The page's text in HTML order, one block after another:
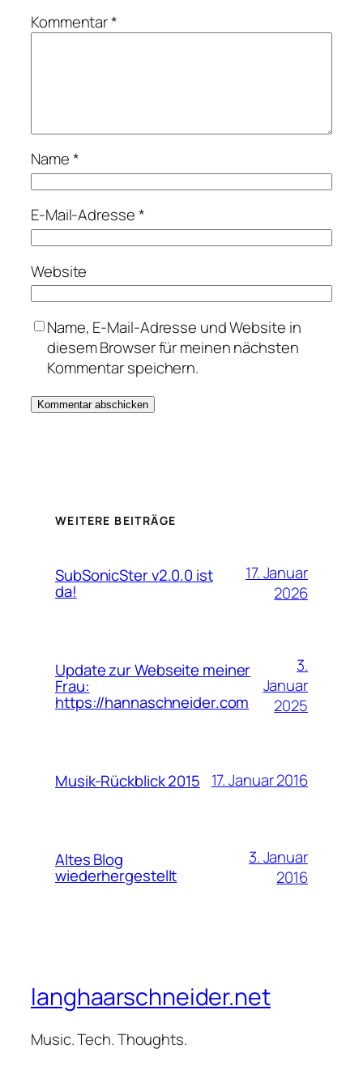
Kommentar*
Name*
E-Mail-Adresse*
Website
Name, E-Mail-Adresse und Website in
diesem Browser für meinen nächsten
Kommentar speichern.
WEITERE BEITRÄGE
SubSonicSter v2.0.0 ist
da!
17. Januar
2026
Update zur Webseite meiner
Frau:
https://hannaschneider.com
3.
Januar
2025
Musik-Rückblick 2015 17. Januar 2016
Altes Blog
wiederhergestellt
3. Januar
2016
langhaarschneider.net
Music. Tech. Thoughts.